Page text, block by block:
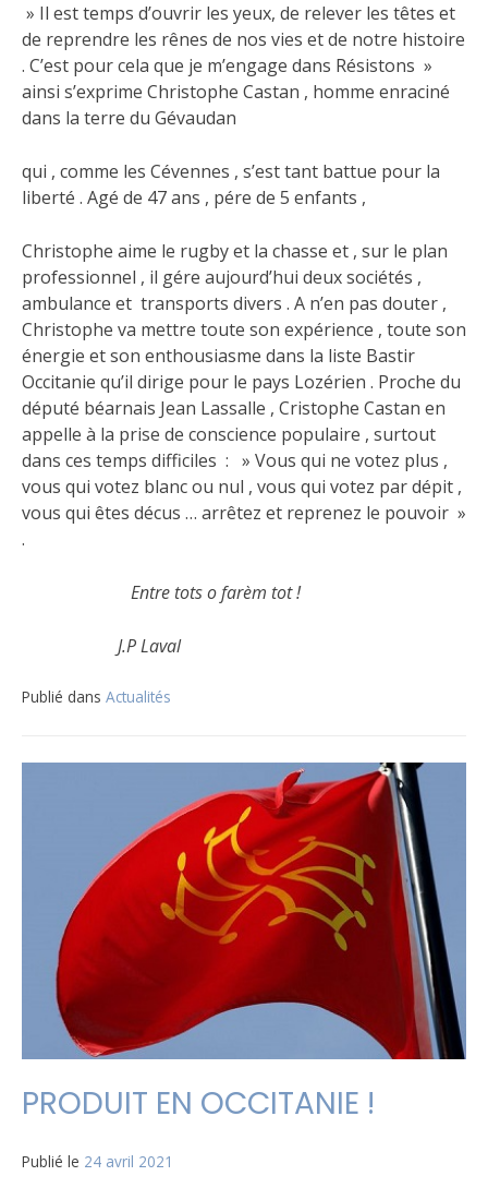
» Il est temps d’ouvrir les yeux, de relever les têtes et
de reprendre les rênes de nos vies et de notre histoire
. C’est pour cela que je m’engage dans Résistons »
ainsi s’exprime Christophe Castan , homme enraciné
dans la terre du Gévaudan
qui , comme les Cévennes , s’est tant battue pour la
liberté . Agé de 47 ans , pére de 5 enfants ,
Christophe aime le rugby et la chasse et , sur le plan
professionnel , il gére aujourd’hui deux sociétés ,
ambulance et transports divers . A n’en pas douter ,
Christophe va mettre toute son expérience , toute son
énergie et son enthousiasme dans la liste Bastir
Occitanie qu’il dirige pour le pays Lozérien . Proche du
député béarnais Jean Lassalle , Cristophe Castan en
appelle à la prise de conscience populaire , surtout
dans ces temps difficiles : » Vous qui ne votez plus ,
vous qui votez blanc ou nul , vous qui votez par dépit ,
vous qui êtes décus … arrêtez et reprenez le pouvoir »
.
Entre tots o farèm tot !
J.P Laval
Publié dans Actualités
PRODUIT EN OCCITANIE !
Publié le 24 avril 2021